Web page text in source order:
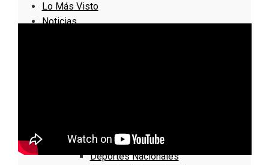
Lo Más Visto
Noticias
Deportes Locales
Deportes Nacionales